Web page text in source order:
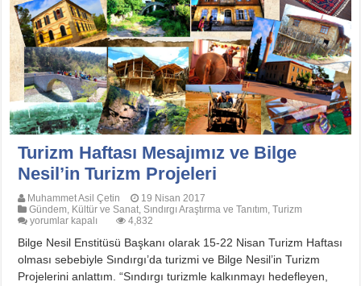
Turizm Haftası Mesajımız ve Bilge
Nesil’in Turizm Projeleri
Muhammet Asil Çetin
19 Nisan 2017
Gündem, Kültür ve Sanat, Sındırgı Araştırma ve Tanıtım,Turizm
Turizm
Mesajımız
Bilge
Nesil’in
yorumlar kapalı 4,832
Bilge Nesil Enstitüsü Başkanı olarak 15-22 Nisan Turizm Haftası
olması sebebiyle Sındırgı’da turizmi ve Bilge Nesil’in Turizm
Projelerini anlattım. “Sındırgı turizmle kalkınmayı hedefleyen,